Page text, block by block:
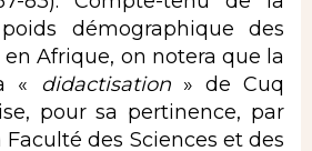
démographique des
en Afrique, on notera que la
« didactisation» de Cuq
pour sa pertinence, par
Faculté des Sciences et des